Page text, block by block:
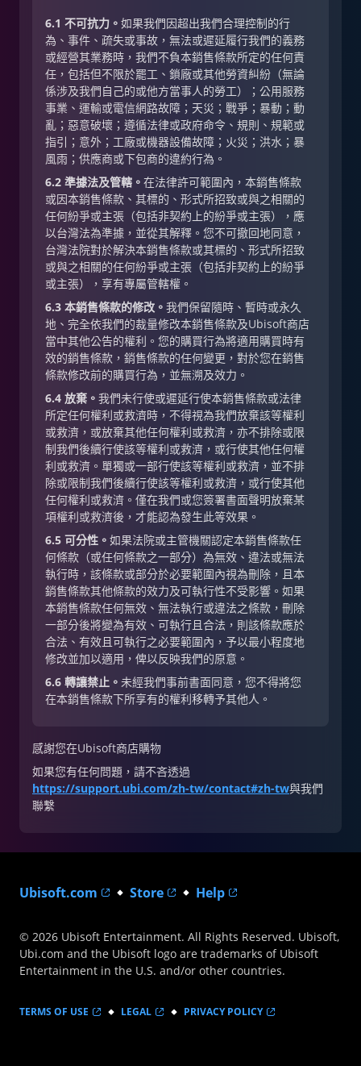
6.1 不可抗力。 如果我們因超出我們合理控制的行
為、事件、疏失或事故，無法或遲延履行我們的義務
或經營其業務時，我們不負本銷售條款所定的任何責
任，包括但不限於罷工、鎖廠或其他勞資糾紛（無論
係涉及我們自己的或他方當事人的勞工）；公用服務
事業、運輸或電信網路故障；天災；戰爭；暴動；動
亂；惡意破壞；遵循法律或政府命令、規則、規範或
指引；意外；工廠或機器設備故障；火災；洪水；暴
風雨；供應商或下包商的違約行為。
6.2 準據法及管轄。 在法律許可範圍內，本銷售條款
或因本銷售條款、其標的、形式所招致或與之相關的
任何紛爭或主張（包括非契約上的紛爭或主張），應
以台灣法為準據，並從其解釋。您不可撤回地同意，
台灣法院對於解決本銷售條款或其標的、形式所招致
或與之相關的任何紛爭或主張（包括非契約上的紛爭
或主張），享有專屬管轄權。
6.3 本銷售條款的修改。 我們保留隨時、暫時或永久
地、完全依我們的裁量修改本銷售條款及Ubisoft商店
當中其他公告的權利。您的購買行為將適用購買時有
效的銷售條款，銷售條款的任何變更，對於您在銷售
條款修改前的購買行為，並無溯及效力。
6.4 放棄。 我們未行使或遲延行使本銷售條款或法律
所定任何權利或救濟時，不得視為我們放棄該等權利
或救濟，或放棄其他任何權利或救濟，亦不排除或限
制我們後續行使該等權利或救濟，或行使其他任何權
利或救濟。單獨或一部行使該等權利或救濟，並不排
除或限制我們後續行使該等權利或救濟，或行使其他
任何權利或救濟。僅在我們或您簽署書面聲明放棄某
項權利或救濟後，才能認為發生此等效果。
6.5 可分性。 如果法院或主管機關認定本銷售條款任
何條款（或任何條款之一部分）為無效、違法或無法
執行時，該條款或部分於必要範圍內視為刪除，且本
銷售條款其他條款的效力及可執行性不受影響。如果
本銷售條款任何無效、無法執行或違法之條款，刪除
一部分後將變為有效、可執行且合法，則該條款應於
合法、有效且可執行之必要範圍內，予以最小程度地
修改並加以適用，俾以反映我們的原意。
6.6 轉讓禁止。 未經我們事前書面同意，您不得將您
在本銷售條款下所享有的權利移轉予其他人。
感謝您在Ubisoft商店購物
如果您有任何問題，請不吝透過
https://support.ubi.com/zh-tw/contact#zh-tw與我們
聯繫
Ubisoft.com Store Help
© 2026 Ubisoft Entertainment. All Rights Reserved. Ubisoft,
Ubi.com and the Ubisoft logo are trademarks of Ubisoft
Entertainment in the U.S. and/or other countries.
TERMS OF USE LEGAL PRIVACY POLICY